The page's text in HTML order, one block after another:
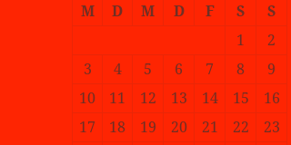
M D M D F S
S
1
2
3
4 5 6 7 8
9
10
11 12 13 14 15
16
17
18 19 20 21 22
23